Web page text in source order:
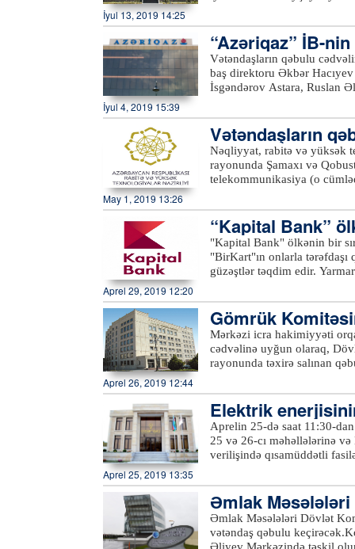
struktur bölmə rəhbərlərinin
müraciətlər diqqətlə
müraciətlər nəzarətə
ilə bağlı komitə sədri
komitənin fəaliyyət
göndərilməsi üçün
uçotuna alınması,
müraciətlər də
bildirib ki, bu istiqamətdə
gücləndirilib.xeber100.com
İyul 13, 2019 14:25
“Azəriqaz” İB-
dinləyib
Vətəndaşların qəbulu
baş direktoru Əkbər
İsgəndərov Astara, Ruslan
vətəndaşların müraciətlərinə
məntəqələrinin
məsələlərlə bağlı
dinləyib və qaldırılan
rəhbərlərinə tapşırıqlar
yerindəcə həll olunub.
yaradılmasından
dövlətimizin başçısına
İyul 4, 2019 15:39
Vətəndaşların
Nəqliyyat, rabitə və yüksək
rayonunda Şamaxı və
telekommunikasiya (o
məsələlərlə bağlı
May 1, 2019 13:26
“Kapital Bank”
r təşkil edir
"Kapital Bank" ölkənin bir
"BirKart"ın onlarla
güzəştlər təqdim edir.
yönəltmək, həmçinin
verməkdir.Yarmarka may
Gəncə, Tovuz, Yevlax,
Mingəçevir, Bərdə, İmişli,
– taksit, taksit/cashback və
faizsiz taksitlə hissə-hissə
məvacib və təqaüdünü
yaşı 18-dən yuxarı olan
Bank"ın istənilən digər
Aprel 29, 2019 12:20
Gömrük
Mərkəzi icra hakimiyyəti
cədvəlinə uyğun olaraq,
rayonunda təxirə salınan
şəhərindəki Heydər Əliyev
Tovuz və Ağstafa
köçkünlərin yalnız gömrük
etmək istəyən vətəndaşlar
(012) 404-22-00), Qərb
(022) 315-63-02) ilə əlaqə
Aprel 26, 2019 12:44
Elektrik
nacaq
Aprelin 25-də saat 11:30-
25 və 26-cı məhəllələrinə
verilişində qısamüddətli
kilovoltluq Əliağa Vahid
xətlərində aparılan
Aprel 25, 2019 13:35
Əmlak
əcək
Əmlak Məsələləri Dövlət
vətəndaş qəbulu